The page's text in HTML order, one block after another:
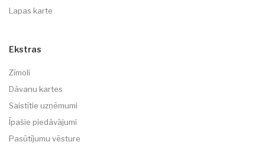
Lapas karte
Ekstras
Zīmoli
Dāvanu kartes
Saistītie uzņēmumi
Īpašie piedāvājumi
Pasūtījumu vēsture